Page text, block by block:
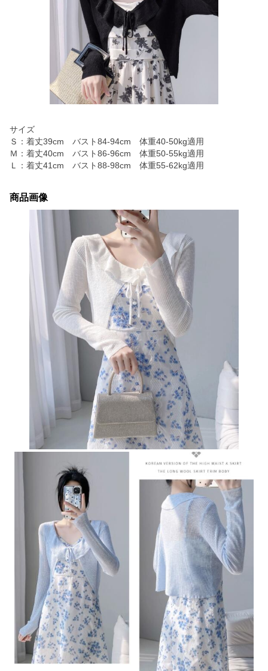
サイズ
Ｓ：着丈39cm バスト84-94cm 体重40-50kg適用
Ｍ：着丈40cm バスト86-96cm 体重50-55kg適用
Ｌ：着丈41cm バスト88-98cm 体重55-62kg適用
商品画像